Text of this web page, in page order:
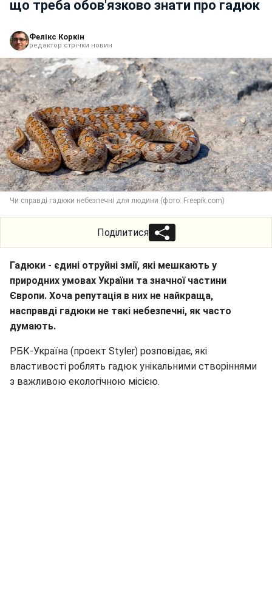
що треба обов'язково знати про гадюк
Фелікс Коркін
редактор стрічки новин
Чи справді гадюки небезпечні для людини (фото: Freepik.com)
Поділитися
Гадюки - єдині отруйні змії, які мешкають у
природних умовах України та значної частини
Європи. Хоча репутація в них не найкраща,
насправді гадюки не такі небезпечні, як часто
думають.
РБК-Україна (проект Styler) розповідає, які
властивості роблять гадюк унікальними створіннями
з важливою екологічною місією.